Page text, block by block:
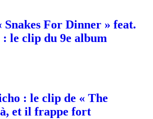
Snakes For Dinner » feat.
: le clip du 9e album
: le clip de « The
et il frappe fort